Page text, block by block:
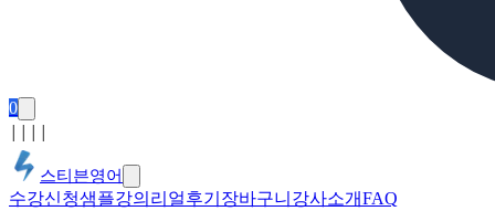
0
스티븐영어
수강신청샘플강의 리얼후기 장바구니 강사소개FAQ